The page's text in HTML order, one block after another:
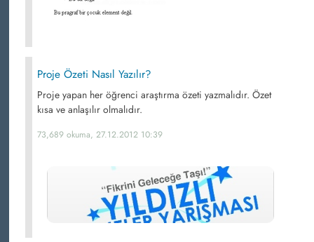
Proje Özeti Nasıl Yazılır?
Proje yapan her öğrenci araştırma özeti yazmalıdır. Özet
kısa ve anlaşılır olmalıdır.
73,689 okuma, 27.12.2012 10:39